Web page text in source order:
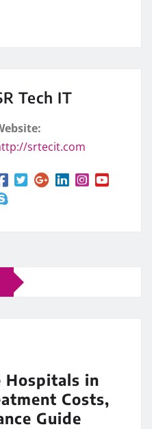
Tech IT
srtecit.com
Hospitals in
Costs,
Guide